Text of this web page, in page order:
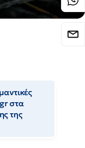
στα
της